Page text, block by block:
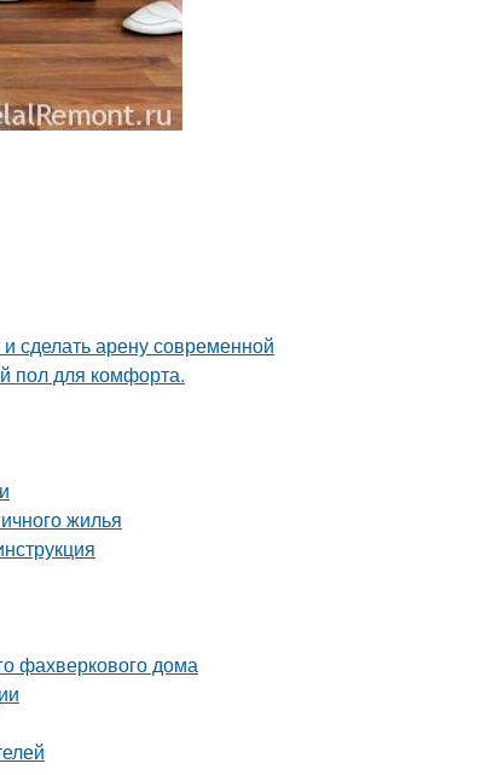
сделать арену современной
пол для комфорта.
жилья
фахверкового дома